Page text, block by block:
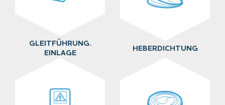
GLEITFÜHRUNG.
EINLAGE
HEBERDICHTUNG